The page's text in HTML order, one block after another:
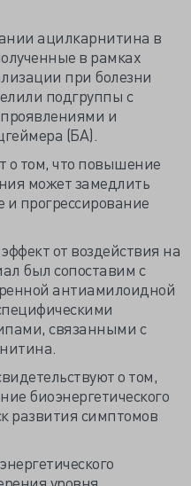
ацилкарнитина в
в рамках
при болезни
подгруппы с
и
(БА).
о том, что повышение
может замедлить
и прогрессирование
от воздействия на
был сопоставим с
антиамилоидной
связанными с
о том,
биоэнергетического
развития симптомов